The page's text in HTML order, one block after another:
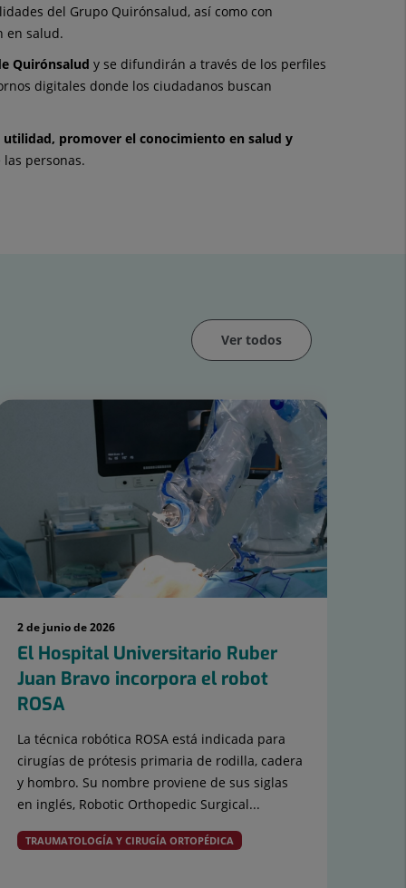
del Grupo Quirónsalud, así como con
en salud.
Quirónsalud y se difundirán a través de los perfiles
digitales donde los ciudadanos buscan
promover el conocimiento en salud y
personas.
2 de junio de 2026
El Hospital Universitario Ruber
Juan Bravo incorpora el robot
ROSA
La técnica robótica ROSA está indicada para
cirugías de prótesis primaria de rodilla, cadera
y hombro. Su nombre proviene de sus siglas
en inglés, Robotic Orthopedic Surgical...
TRAUMATOLOGÍA Y CIRUGÍA ORTOPÉDICA
Ver todos